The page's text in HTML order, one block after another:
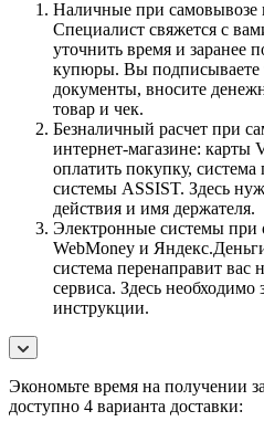
Наличные при самовывозе
Специалист свяжется с
уточнить время и заранее
купюры. Вы подписываете
документы, вносите
товар и чек.
Безналичный расчет при
интернет-магазине: карты
оплатить покупку, система
системы ASSIST. Здесь
действия и имя держателя.
Электронные системы при
WebMoney и
система перенаправит вас
сервиса. Здесь
инструкции.
Экономьте время на получении
доступно 4 варианта доставки: